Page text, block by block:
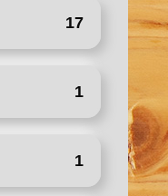
17
1
1